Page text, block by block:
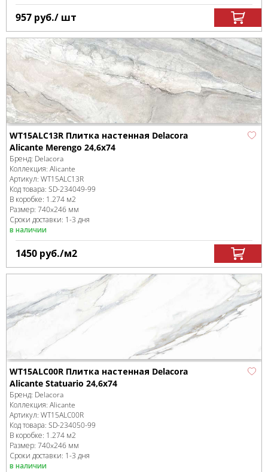
957 руб./ шт
WT15ALC13R Плитка настенная Delacora
Alicante Merengo 24,6x74
Бренд: Delacora
Коллекция: Alicante
Артикул: WT15ALC13R
Код товара: SD-234049-99
В коробке: 1.274 м2
Размер: 740x246 мм
Сроки доставки: 1-3 дня
в наличии
1450 руб./м2
WT15ALC00R Плитка настенная Delacora
Alicante Statuario 24,6x74
Бренд: Delacora
Коллекция: Alicante
Артикул: WT15ALC00R
Код товара: SD-234050-99
В коробке: 1.274 м2
Размер: 740x246 мм
Сроки доставки: 1-3 дня
в наличии